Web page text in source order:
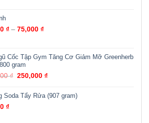
₫ – 75,000 ₫
Cốc Tập Gym Tăng Cơ Giảm Mỡ Greenherb
gram
₫ 250,000₫
Soda Tẩy Rửa (907 gram)
₫